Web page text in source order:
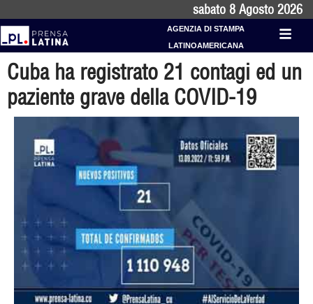
sabato 8 Agosto 2026
AGENZIA DI STAMPA
LATINOAMERICANA
Cuba ha registrato 21 contagi ed un
paziente grave della COVID-19